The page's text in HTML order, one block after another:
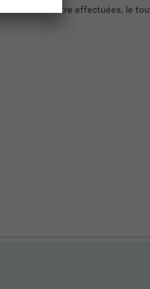
doivent être effectuées, le